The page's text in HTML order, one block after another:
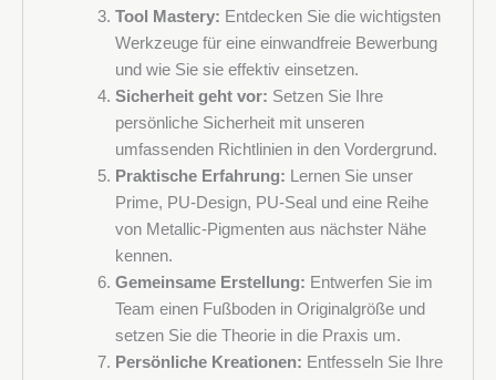
Tool Mastery: Entdecken Sie die wichtigsten
Werkzeuge für eine einwandfreie Bewerbung
und wie Sie sie effektiv einsetzen.
Sicherheit geht vor: Setzen Sie Ihre
persönliche Sicherheit mit unseren
umfassenden Richtlinien in den Vordergrund.
Praktische Erfahrung: Lernen Sie unser
Prime, PU-Design, PU-Seal und eine Reihe
von Metallic-Pigmenten aus nächster Nähe
kennen.
Gemeinsame Erstellung: Entwerfen Sie im
Team einen Fußboden in Originalgröße und
setzen Sie die Theorie in die Praxis um.
Persönliche Kreationen: Entfesseln Sie Ihre